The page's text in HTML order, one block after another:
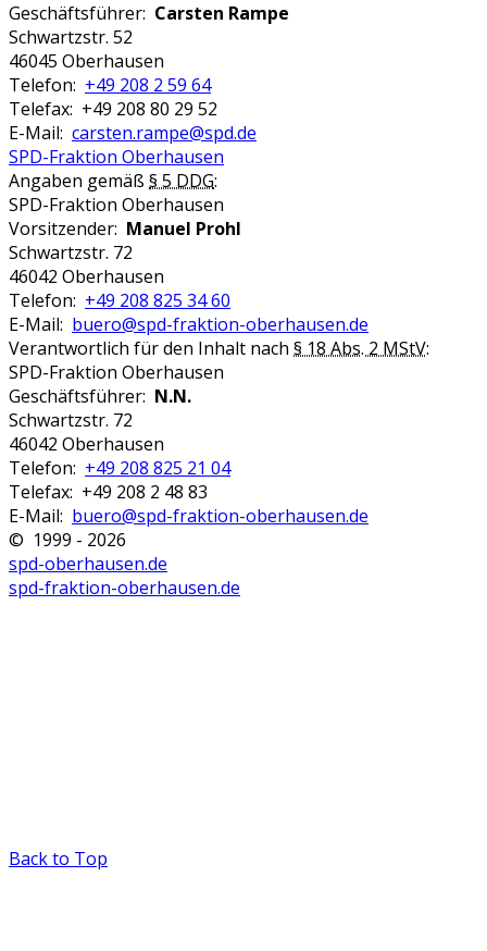
Geschäftsführer: Carsten Rampe
Schwartzstr. 52
46045 Oberhausen
Telefon: +49 208 2 59 64
Telefax: +49 208 80 29 52
E-Mail: carsten.rampe@spd.de
SPD-Fraktion Oberhausen
Angaben gemäß § 5 DDG:
SPD-Fraktion Oberhausen
Vorsitzender: Manuel Prohl
Schwartzstr. 72
46042 Oberhausen
Telefon: +49 208 825 34 60
E-Mail: buero@spd-fraktion-oberhausen.de
Verantwortlich für den Inhalt nach § 18 Abs. 2 MStV:
SPD-Fraktion Oberhausen
Geschäftsführer: N.N.
Schwartzstr. 72
46042 Oberhausen
Telefon: +49 208 825 21 04
Telefax: +49 208 2 48 83
E-Mail: buero@spd-fraktion-oberhausen.de
© 1999 - 2026
spd-oberhausen.de
spd-fraktion-oberhausen.de
Back to Top